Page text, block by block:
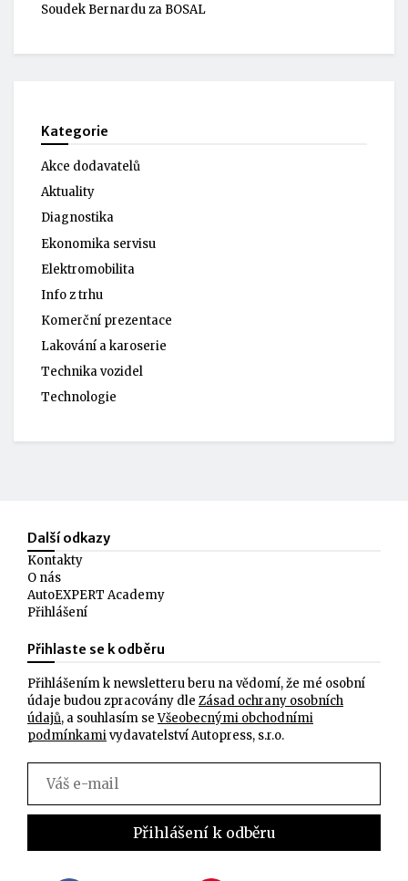
Soudek Bernardu za BOSAL
Kategorie
Akce dodavatelů
Aktuality
Diagnostika
Ekonomika servisu
Elektromobilita
Info z trhu
Komerční prezentace
Lakování a karoserie
Technika vozidel
Technologie
Další odkazy
Kontakty
O nás
AutoEXPERT Academy
Přihlášení
Přihlaste se k odběru
Přihlášením k newsletteru beru na vědomí, že mé osobní
údaje budou zpracovány dle Zásad ochrany osobních
údajů, a souhlasím seVšeobecnými obchodními
podmínkamivydavatelství Autopress, s.r.o.